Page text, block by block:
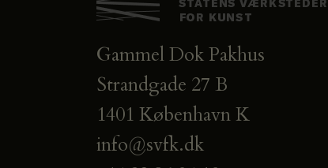
Gammel Dok Pakhus
Strandgade 27 B
1401 København K
info@svfk.dk